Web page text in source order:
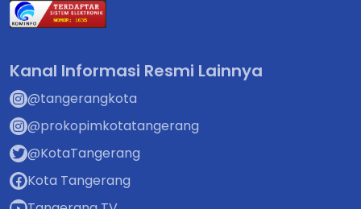
Kanal Informasi Resmi Lainnya
@tangerangkota
@prokopimkotatangerang
@KotaTangerang
Kota Tangerang